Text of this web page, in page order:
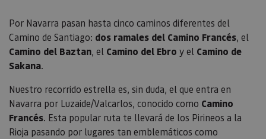
Por Navarra pasan hasta cinco caminos diferentes del
Camino de Santiago: dos ramales del Camino Francés, el
Camino del Baztan, el Camino del Ebro y el Camino de
Sakana.
Nuestro recorrido estrella es, sin duda, el que entra en
Navarra por Luzaide/Valcarlos, conocido como Camino
Francés. Esta popular ruta te llevará de los Pirineos a la
Rioja pasando por lugares tan emblemáticos como